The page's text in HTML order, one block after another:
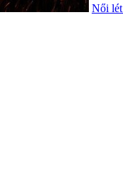
Női lét